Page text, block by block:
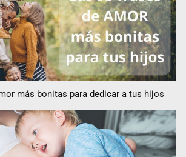
más bonitas para dedicar a tus hijos